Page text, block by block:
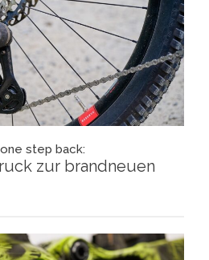
step back:
zur brandneuen